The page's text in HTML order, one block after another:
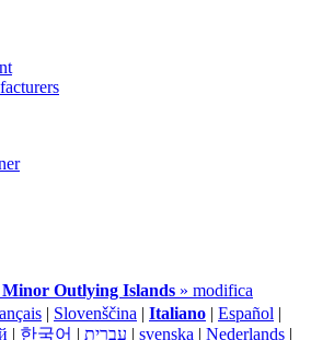
Minor Outlying Islands » modifica
| Slovenščina | Italiano | Español |
| 한국어 | עברית | svenska | Nederlands |